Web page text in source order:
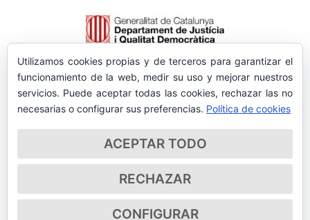
Utilizamos cookies propias y de terceros para garantizar el
funcionamiento de la web, medir su uso y mejorar nuestros
servicios. Puede aceptar todas las cookies, rechazar las no
necesarias o configurar sus preferencias. Política de cookies
ACEPTAR TODO
RECHAZAR
CONFIGURAR